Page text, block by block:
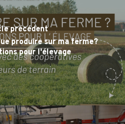
précédent
produire sur ma ferme?
pour l'élevage